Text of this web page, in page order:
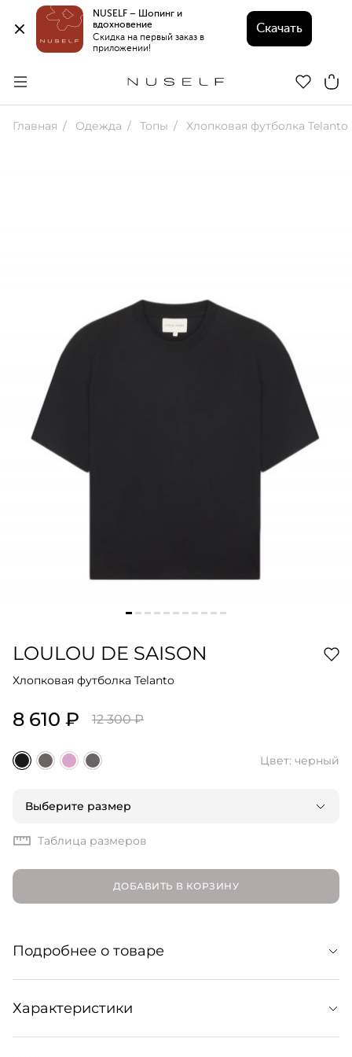
NUSELF – Шопинг и
вдохновение
Скидка на первый заказ в
приложении!
Скачать
Главная Одежда Топы Хлопковая футболка Telanto
LOULOU DE SAISON
Хлопковая футболка Telanto
8 610 ₽ 12 300 ₽
Цвет: черный
Выберите размер
Таблица размеров
ДОБАВИТЬ В КОРЗИНУ
Подробнее о товаре
Базовая футболка из легкого и мягкого, но при этом
прочного хлопка пима. Расслабленный силуэт
оверсайз обеспечивает оптимальный комфорт и
Характеристики